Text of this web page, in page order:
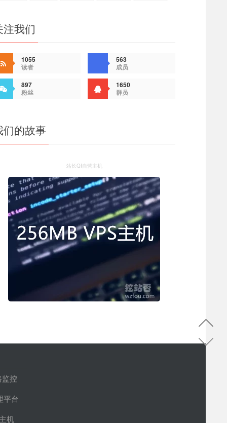
注我们
1055
读者
563
成员
897
粉丝
1650
群员
们的故事
站长QI自营主机
控
平台
机